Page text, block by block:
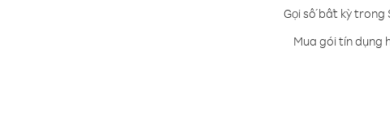
Gọi số bất kỳ trong
Mua gói tín dụng